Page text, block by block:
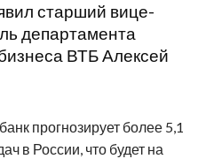
старший вице-
департамента
ВТБ Алексей
прогнозирует более 5,1
в России, что будет на